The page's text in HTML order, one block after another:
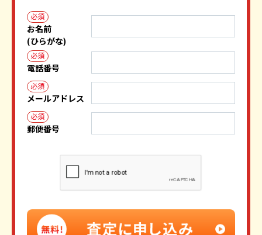
必須
お名前
(ひらがな)
必須
電話番号
必須
メールアドレス
必須
郵便番号